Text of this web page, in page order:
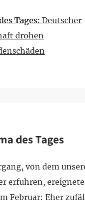
Tages: Deutscher
drohen
des Tages
von dem
erfuhren,
Februar: Eher